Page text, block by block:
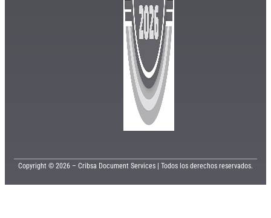
Copyright © 2026 – Cribsa Document Services | Todos los derechos reservados.